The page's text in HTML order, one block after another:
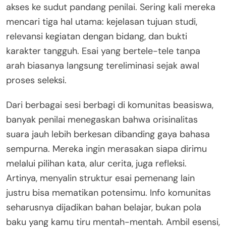
akses ke sudut pandang penilai. Sering kali mereka
mencari tiga hal utama: kejelasan tujuan studi,
relevansi kegiatan dengan bidang, dan bukti
karakter tangguh. Esai yang bertele-tele tanpa
arah biasanya langsung tereliminasi sejak awal
proses seleksi.
Dari berbagai sesi berbagi di komunitas beasiswa,
banyak penilai menegaskan bahwa orisinalitas
suara jauh lebih berkesan dibanding gaya bahasa
sempurna. Mereka ingin merasakan siapa dirimu
melalui pilihan kata, alur cerita, juga refleksi.
Artinya, menyalin struktur esai pemenang lain
justru bisa mematikan potensimu. Info komunitas
seharusnya dijadikan bahan belajar, bukan pola
baku yang kamu tiru mentah-mentah. Ambil esensi,